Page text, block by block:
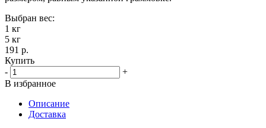
Выбран вес:
1 кг
5 кг
191 р.
Купить
-
+
В избранное
Описание
Доставка